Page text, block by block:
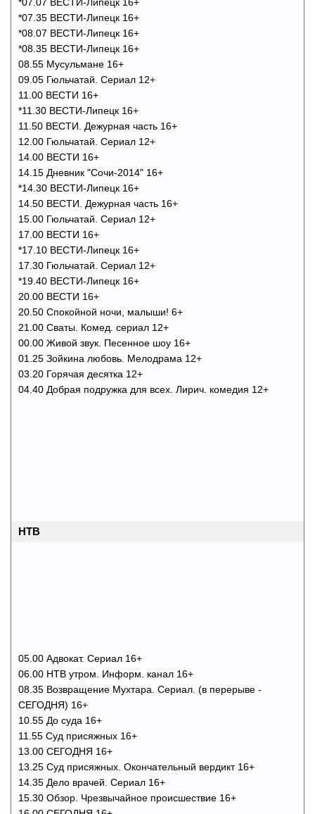
*07.35 ВЕСТИ-Липецк 16+
*08.07 ВЕСТИ-Липецк 16+
*08.35 ВЕСТИ-Липецк 16+
08.55 Мусульмане 16+
09.05 Гюльчатай. Сериал 12+
11.00 ВЕСТИ 16+
*11.30 ВЕСТИ-Липецк 16+
11.50 ВЕСТИ. Дежурная часть 16+
12.00 Гюльчатай. Сериал 12+
14.00 ВЕСТИ 16+
14.15 Дневник "Сочи-2014" 16+
*14.30 ВЕСТИ-Липецк 16+
14.50 ВЕСТИ. Дежурная часть 16+
15.00 Гюльчатай. Сериал 12+
17.00 ВЕСТИ 16+
*17.10 ВЕСТИ-Липецк 16+
17.30 Гюльчатай. Сериал 12+
*19.40 ВЕСТИ-Липецк 16+
20.00 ВЕСТИ 16+
20.50 Спокойной ночи, малыши! 6+
21.00 Сваты. Комед. сериал 12+
00.00 Живой звук. Песенное шоу 16+
01.25 Зойкина любовь. Мелодрама 12+
03.20 Горячая десятка 12+
04.40 Добрая подружка для всех. Лирич. комедия 12+
НТВ
05.00 Адвокат. Сериал 16+
06.00 НТВ утром. Информ. канал 16+
08.35 Возвращение Мухтара. Сериал. (в перерыве -
СЕГОДНЯ) 16+
10.55 До суда 16+
11.55 Суд присяжных 16+
13.00 СЕГОДНЯ 16+
13.25 Суд присяжных. Окончательный вердикт 16+
14.35 Дело врачей. Сериал 16+
15.30 Обзор. Чрезвычайное происшествие 16+